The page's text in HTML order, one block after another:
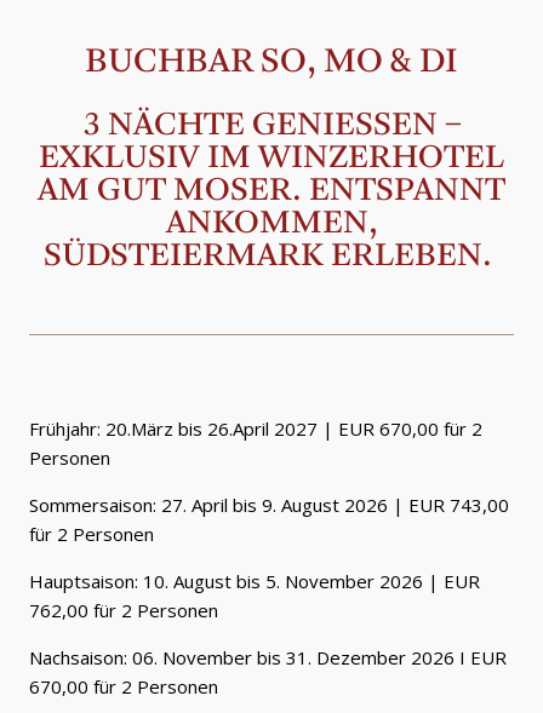
BUCHBAR SO, MO & DI
3 NÄCHTE GENIESSEN – E
XKLUSIV IM WINZERHOTEL A
M GUT MOSER. ENTSPANNT A
NKOMMEN, S
ÜDSTEIERMARK ERLEBEN.
Frühjahr: 20.März bis 26.April 2027 | EUR 670,00 für 2
Personen
Sommersaison: 27. April bis 9. August 2026 | EUR 743,00
für 2 Personen
Hauptsaison: 10. August bis 5. November 2026 | EUR
762,00 für 2 Personen
Nachsaison: 06. November bis 31. Dezember 2026 I EUR
670,00 für 2 Personen